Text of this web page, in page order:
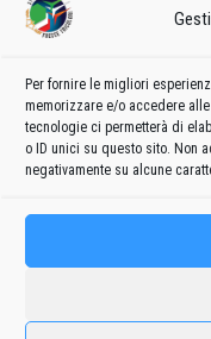
Per fornire le migliori
memorizzare e/o accedere
tecnologie ci permetterà di
o ID unici su questo sito. Non
negativamente su alcune
Un aeromobile
emergenza nell’area
si è ribaltato dopo
terreno arato